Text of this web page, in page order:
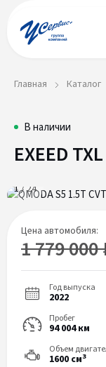
Главная Каталог
EXEED
TXL
I
Рестайлинг
78328990
В наличии
EXEED
1/24
Цена автомобиля:
1 779 000
Год выпуска
2022
Пробег
94 004 км
Объем
1600 см3